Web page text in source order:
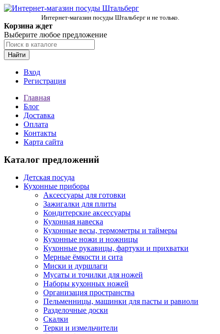
Интернет-магазин посуды Штальберг и не только.
Корзина ждет
Выберите любое предложение
Найти
Вход
Регистрация
Главная
Блог
Доставка
Оплата
Контакты
Карта сайта
Каталог предложений
Детская посуда
Кухонные приборы
Аксессуары для готовки
Зажигалки для плиты
Кондитерские аксессуары
Кухонная навеска
Кухонные весы, термометры и таймеры
Кухонные ножи и ножницы
Кухонные рукавицы, фартуки и прихватки
Мерные ёмкости и сита
Миски и дуршлаги
Мусаты и точилки для ножей
Наборы кухонных ножей
Организация пространства
Пельменницы, машинки для пасты и равиоли
Разделочные доски
Скалки
Терки и измельчители